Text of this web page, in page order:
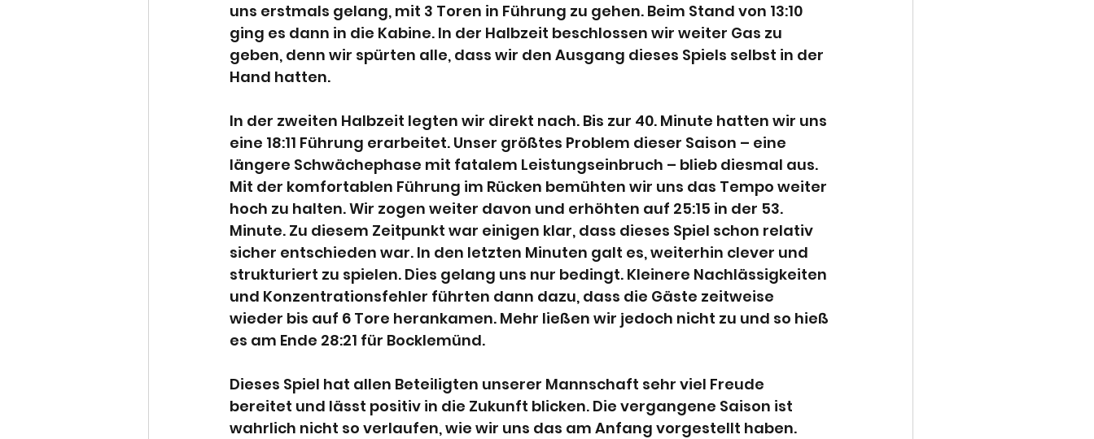
uns erstmals gelang, mit 3 Toren in Führung zu gehen. Beim Stand von 13:10
ging es dann in die Kabine. In der Halbzeit beschlossen wir weiter Gas zu
geben, denn wir spürten alle, dass wir den Ausgang dieses Spiels selbst in der
Hand hatten.
In der zweiten Halbzeit legten wir direkt nach. Bis zur 40. Minute hatten wir uns
eine 18:11 Führung erarbeitet. Unser größtes Problem dieser Saison – eine
längere Schwächephase mit fatalem Leistungseinbruch – blieb diesmal aus.
Mit der komfortablen Führung im Rücken bemühten wir uns das Tempo weiter
hoch zu halten. Wir zogen weiter davon und erhöhten auf 25:15 in der 53.
Minute. Zu diesem Zeitpunkt war einigen klar, dass dieses Spiel schon relativ
sicher entschieden war. In den letzten Minuten galt es, weiterhin clever und
strukturiert zu spielen. Dies gelang uns nur bedingt. Kleinere Nachlässigkeiten
und Konzentrationsfehler führten dann dazu, dass die Gäste zeitweise
wieder bis auf 6 Tore herankamen. Mehr ließen wir jedoch nicht zu und so hieß
es am Ende 28:21 für Bocklemünd.
Dieses Spiel hat allen Beteiligten unserer Mannschaft sehr viel Freude
bereitet und lässt positiv in die Zukunft blicken. Die vergangene Saison ist
wahrlich nicht so verlaufen, wie wir uns das am Anfang vorgestellt haben.